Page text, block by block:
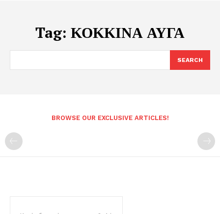
Tag: ΚΟΚΚΙΝΑ ΑΥΓΑ
SEARCH
BROWSE OUR EXCLUSIVE ARTICLES!